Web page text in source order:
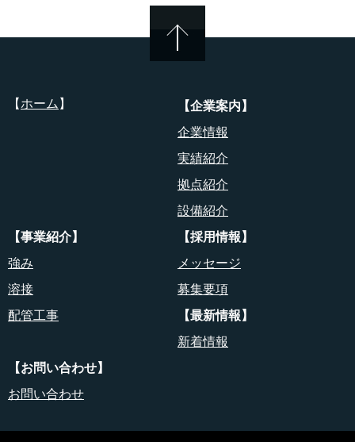
【 ホーム 】
【企業案内】
企業情報
実績紹介
拠点紹介
設備紹介
【事業紹介】
強み
溶接
配管工事
【採用情報】
メッセージ
募集要項
【最新情報】
新着情報
【お問い合わせ】
お問い合わせ